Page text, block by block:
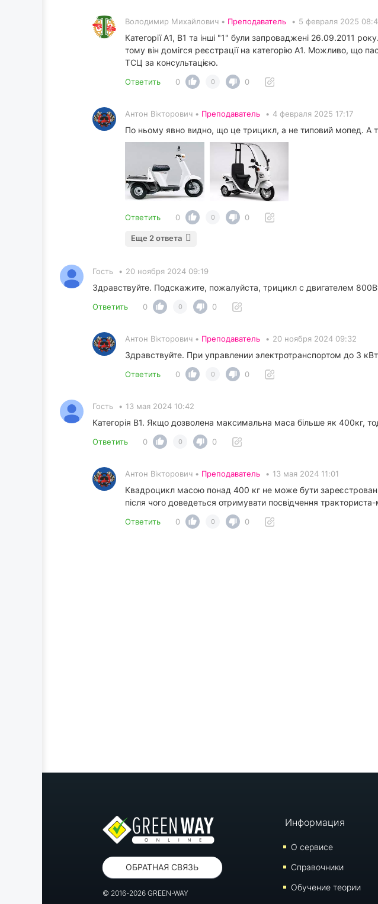
Володимир Михайлович • Преподаватель • 5 февраля 2025
Категорії А1, В1 та інші "1" були запроваджені 26.09.2011
тому він домігся реєстрації на категорію А1. Можливо, що
ТСЦ за консультацією.
Ответить 0 0 0
Антон Вікторович • Преподаватель • 4 февраля 2025 17:17
По ньому явно видно, що це трицикл, а не типовий мопед. А
Ответить 0 0 0
Еще 2 ответа
Гость • 20 ноября 2024 09:19
Здравствуйте. Подскажите, пожалуйста, трицикл с двигателем
Ответить 0 0 0
Антон Вікторович • Преподаватель • 20 ноября 2024 09:32
Здравствуйте. При управлении электротранспортом до 3
Ответить 0 0 0
Гость • 13 мая 2024 10:42
Категорія В1. Якщо дозволена максимальна маса більше як 400кг,
Ответить 0 0 0
Антон Вікторович • Преподаватель • 13 мая 2024 11:01
Квадроцикл масою понад 400 кг не може бути
після чого доведеться отримувати посвідчення
Ответить 0 0 0
ОБРАТНАЯ СВЯЗЬ
© 2016-2026 GREEN-WAY
Информация
О сервисе
Справочники
Обучение теории